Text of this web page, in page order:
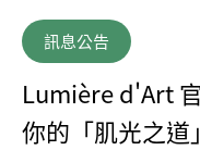
訊息公告
Lumière d'Art
你的「肌光之道」